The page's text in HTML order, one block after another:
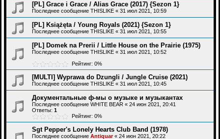
[PL] Grace i Grace / Alias Grace (2017) {Sezon 1}
Последнее сообщение THISLIKE « 31 июл 2021, 10:59
[PL] Książęta / Young Royals (2021) {Sezon 1}
Последнее сообщение THISLIKE « 31 июл 2021, 10:55
[PL] Domek na Prerii / Little House on the Prairie (1975)
Последнее сообщение THISLIKE « 31 июл 2021, 10:52
Рейтинг: 0%
[MULTI] Wyprawa do Dzungli / Jungle Cruise (2021)
Последнее сообщение THISLIKE « 31 июл 2021, 10:45
Документальные ф-мы о музыке и музыкантах
Последнее сообщение WHITE BEAR « 24 июн 2021, 20:41
Ответы: 1
Рейтинг: 0%
Sgt Pepper's Lonely Hearts Club Band (1978)
Последнее сообщение Antiquar« 24 июн 2021, 20:22